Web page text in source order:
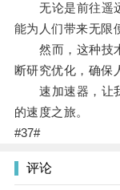
无论是前往遥远
能为人们带来无限
然而，这种技术
断研究优化，确保
速加速器，让我
的速度之旅。
#37#
评论